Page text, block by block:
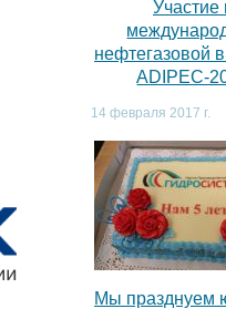
Участие
нефтегазовой
ADIPEC-
14 февраля 2017 г.
Мы празднуем